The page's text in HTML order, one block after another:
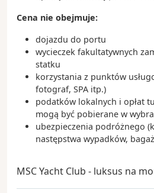
Cena nie obejmuje:
dojazdu do portu
wycieczek fakultatywnych
statku
korzystania z punktów
fotograf, SPA itp.)
podatków lokalnych i opłat
mogą być pobierane w
ubezpieczenia podróżnego
następstwa wypadków,
MSC Yacht Club - luksus na